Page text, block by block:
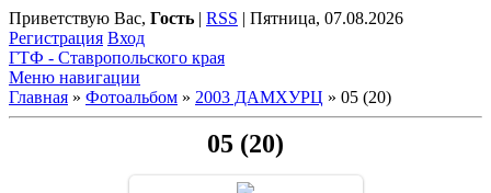
Приветствую Вас, Гость | RSS | Пятница, 07.08.2026
Регистрация Вход
ГТФ - Ставропольского края
Меню навигации
Главная » Фотоальбом » 2003 ДАМХУРЦ » 05 (20)
05 (20)